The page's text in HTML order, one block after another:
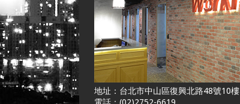
地址：台北市中山區復興北路48號10樓